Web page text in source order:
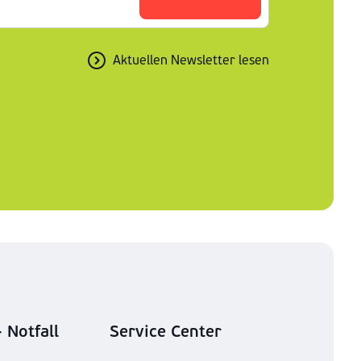
Aktuellen Newsletter lesen
Notfall Service Center